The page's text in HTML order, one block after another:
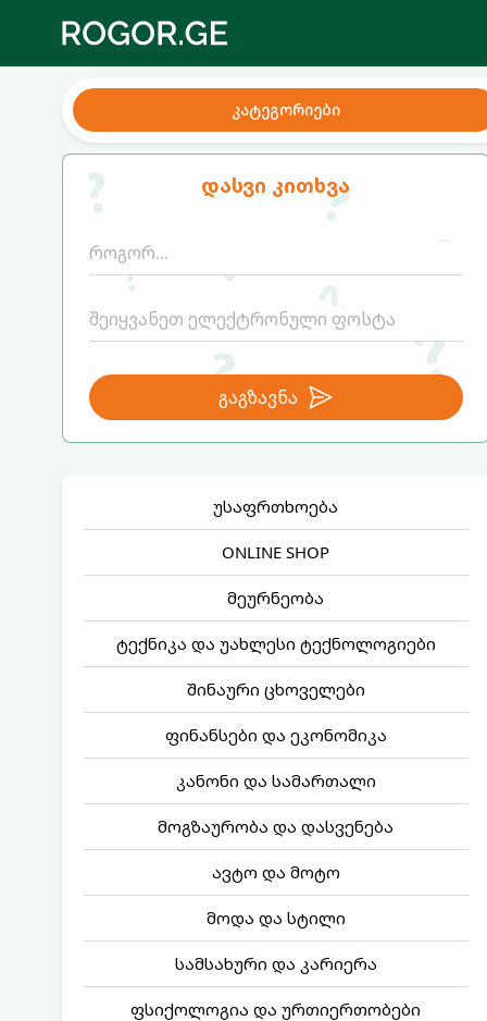
კატეგორიები
დასვი კითხვა
გაგზავნა
უსაფრთხოება
ONLINE SHOP
მეურნეობა
ტექნიკა და უახლესი ტექნოლოგიები
შინაური ცხოველები
ფინანსები და ეკონომიკა
კანონი და სამართალი
მოგზაურობა და დასვენება
ავტო და მოტო
მოდა და სტილი
სამსახური და კარიერა
ფსიქოლოგია და ურთიერთობები